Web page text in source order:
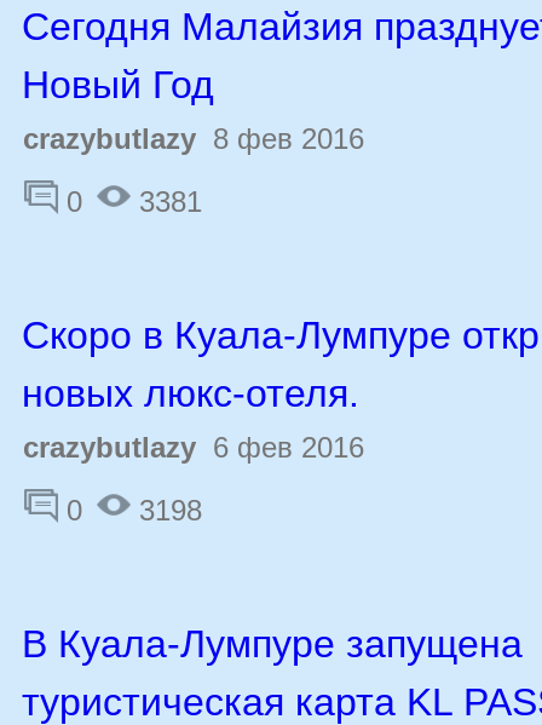
Сегодня Малайзия
Новый Год
crazybutlazy 8 фев 2016
0
3381
Скоро в Куала-Лумпуре
новых люкс-отеля.
crazybutlazy 6 фев 2016
0
3198
В Куала-Лумпуре запущена
туристическая карта KL